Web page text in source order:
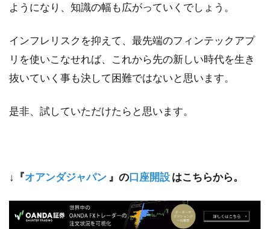
ようになり、知識の幅も広がっていくでしょう。
インフレリスクを抑えて、最先端のフィンテックアプ
リを使いこなせれば、これから先の新しい時代を生き
抜いていく事も決して困難ではないと思います。
是非、試していただけたらと思います。
↓ 『オアンダジャパン 』の口座開設はこちらから。